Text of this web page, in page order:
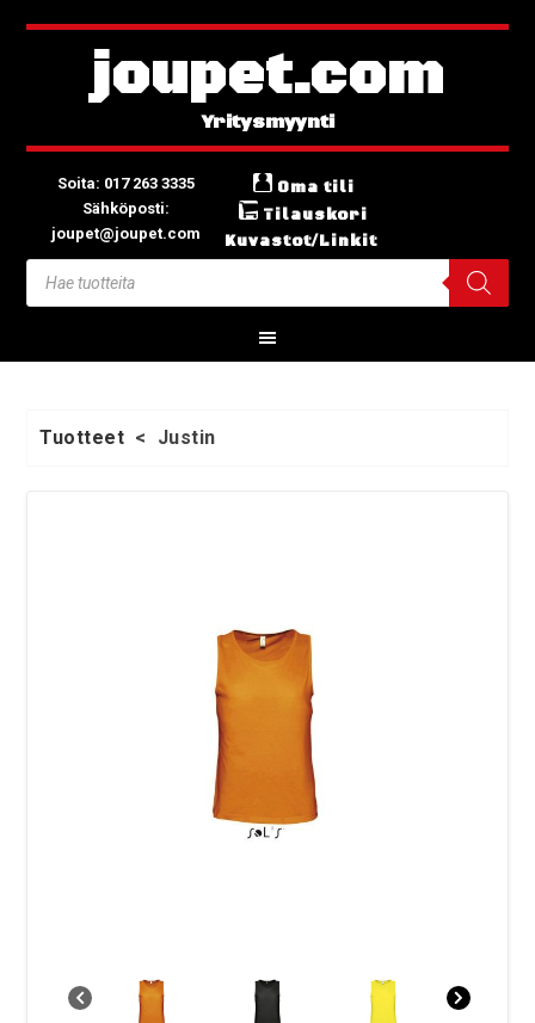
joupet.com
Soita: 017 263 3335
Sähköposti:
joupet@joupet.com
Oma tili
Tilauskori
Kuvastot/Linkit
Tuotteet < Justin